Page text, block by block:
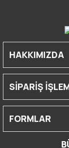
HAKKIMIZDA
SİPARİŞ
FORMLAR